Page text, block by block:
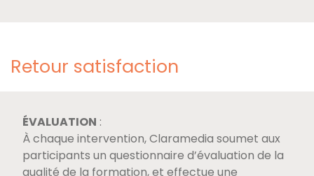
Retour satisfaction
ÉVALUATION :
À chaque intervention, Claramedia soumet aux
participants un questionnaire d’évaluation de la
qualité de la formation, et effectue une